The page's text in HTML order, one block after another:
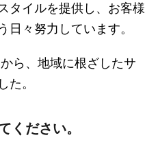
タイルを提供し、お客様
日々努力しています。
ら、地域に根ざしたサ
た。
ください。